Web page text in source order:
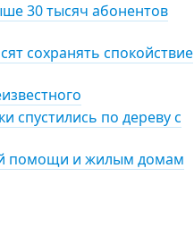
30 тысяч абонентов
сохранять спокойствие
спустились по дереву с
помощи и жилым домам